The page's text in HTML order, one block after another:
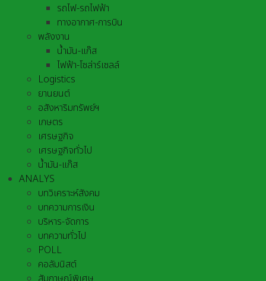
รถไฟ-รถไฟฟ้า
ทางอากาศ-การบิน
พลังงาน
น้ำมัน-แก๊ส
ไฟฟ้า-โซล่าร์เซลล์
Logistics
ยานยนต์
อสังหาริมทรัพย์ฯ
เกษตร
เศรษฐกิจ
เศรษฐกิจทั่วไป
น้ำมัน-แก๊ส
ANALYS
บทวิเคราะห์สังคม
บทความการเงิน
บริหาร-จัดการ
บทความทั่วไป
POLL
คอลัมนิสต์